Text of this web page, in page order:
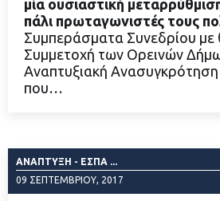
ΔΙΑΒΑΣΤΕ
μία ουσιαστική
πάλι πρωταγωνιστές τους
Συμπεράσματα Συνεδρίου με
Συμμετοχή των Ορεινών
Αναπτυξιακή
που…
ΑΝΆΠΤΥΞΗ - ΕΣΠΑ ...
09 ΣΕΠΤΕΜΒΡΊΟΥ, 2017